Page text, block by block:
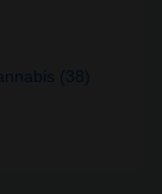
(38)